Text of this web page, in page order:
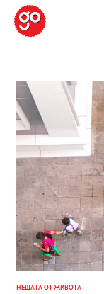
НЕЩАТА ОТ ЖИВОТА